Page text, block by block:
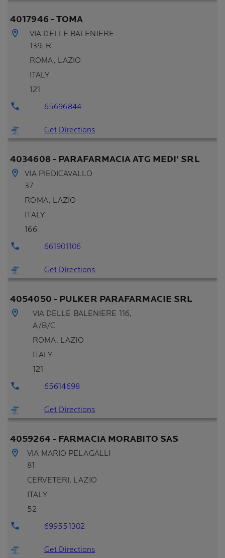
4017946 - TOMA
VIA DELLE BALENIERE
139, R
ROMA, LAZIO
ITALY
121
65696844
Get Directions
4034608 - PARAFARMACIA ATG MEDI' SRL
VIA PIEDICAVALLO
37
ROMA, LAZIO
ITALY
166
661901106
Get Directions
4054050 - PULKER PARAFARMACIE SRL
VIA DELLE BALENIERE 116,
A/B/C
ROMA, LAZIO
ITALY
121
65614698
Get Directions
4059264 - FARMACIA MORABITO SAS
VIA MARIO PELAGALLI
81
CERVETERI, LAZIO
ITALY
52
699551302
Get Directions